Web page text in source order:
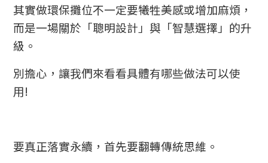
其實做環保攤位不一定要犧牲美感或增加麻煩，
而是一場關於「聰明設計」與「智慧選擇」的升
級。
別擔心，讓我們來看看具體有哪些做法可以使
用!
要真正落實永續，首先要翻轉傳統思維。